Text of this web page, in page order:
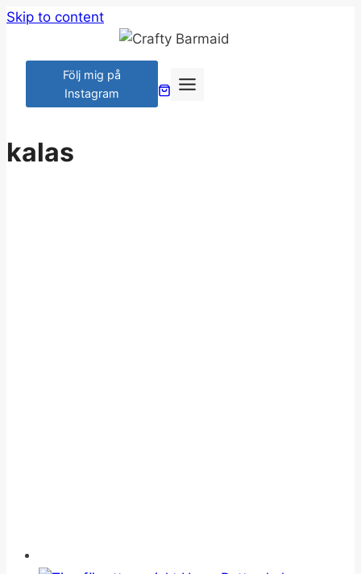
Skip to content
Följ mig på
Instagram
kalas